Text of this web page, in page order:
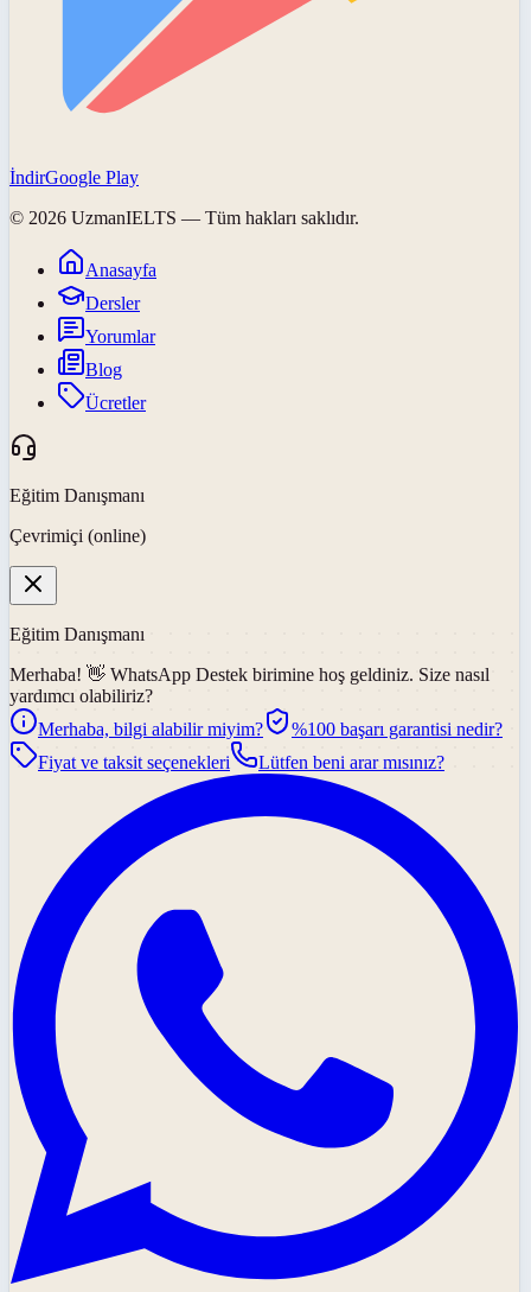
İndirGoogle Play
© 2026 UzmanIELTS — Tüm hakları saklıdır.
Anasayfa
Dersler
Yorumlar
Blog
Ücretler
Eğitim Danışmanı
Çevrimiçi (online)
Eğitim Danışmanı
Merhaba! 👋 WhatsApp Destek birimine hoş geldiniz. Size nasıl
yardımcı olabiliriz?
Merhaba, bilgi alabilir miyim?
%100 başarı garantisi nedir?
Fiyat ve taksit seçenekleri
Lütfen beni arar mısınız?